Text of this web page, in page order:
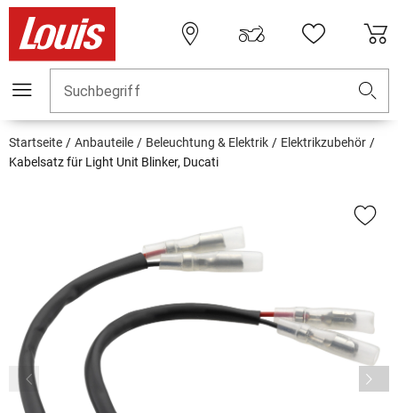
Suchbegriff
Startseite Anbauteile Beleuchtung & Elektrik
Elektrikzubehör
Kabelsatz für Light Unit Blinker, Ducati